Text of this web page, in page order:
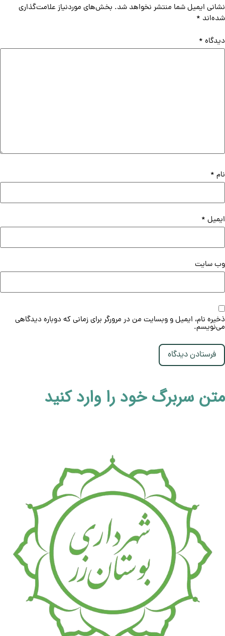
نشانی ایمیل شما منتشر نخواهد شد. بخش‌های موردنیاز علامت‌گذاری
شده‌اند *
دیدگاه *
نام *
ایمیل *
وب‌ سایت
ذخیره نام، ایمیل و وبسایت من در مرورگر برای زمانی که دوباره دیدگاهی
می‌نویسم.
متن سربرگ خود را وارد کنید